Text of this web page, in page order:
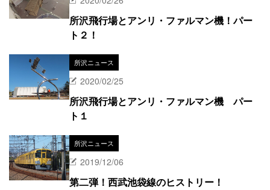
所沢飛行場とアンリ・ファルマン機！パー
ト２！
所沢ニュース
2020/02/25
所沢飛行場とアンリ・ファルマン機 パー
ト１
所沢ニュース
2019/12/06
第二弾！西武池袋線のヒストリー！